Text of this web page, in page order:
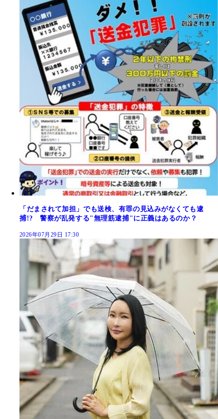
「だまされて加担」でも送検、有罪の見込みがなくても逮
捕!? 警察が乱発する"無理筋逮捕"に正義はあるのか？
2026年07月29日 17:30